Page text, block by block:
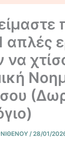
απλές
να
σου
/28/01/